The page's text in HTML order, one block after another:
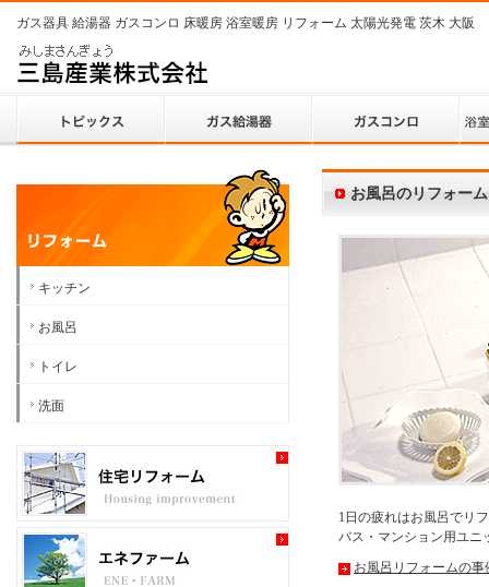
ガス器具 給湯器 ガスコンロ 床暖房 浴室暖房 リフォーム 太陽光発電 茨木 大阪
お風呂のリフォーム
1日の疲れはお風呂でリ
バス・マンション用ユニ
お風呂リフォームの
キッチン
お風呂
トイレ
洗面